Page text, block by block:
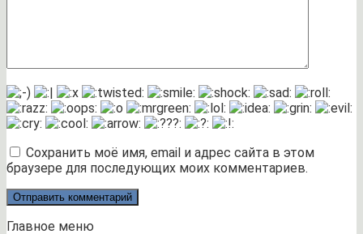
Сохранить моё имя, email и адрес сайта в этом
браузере для последующих моих комментариев.
Главное меню